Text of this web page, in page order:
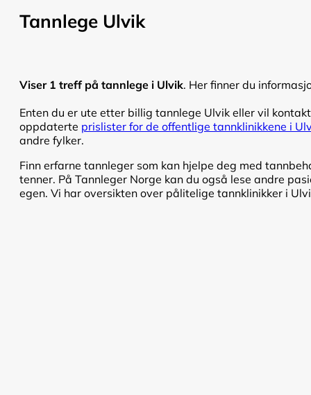
Tannlege Ulvik
Viser 1 treff på tannlege i Ulvik. Her finner du
Enten du er ute etter billig tannlege Ulvik eller vil
oppdaterte prislister for de offentlige tannklinikkene i
andre fylker.
Finn erfarne tannleger som kan hjelpe deg med
tenner. På Tannleger Norge kan du også lese andre
egen. Vi har oversikten over pålitelige tannklinikker i